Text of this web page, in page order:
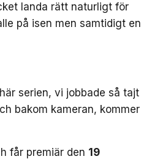
landa rätt naturligt för
på isen men samtidigt en
serien, vi jobbade så tajt
bakom kameran, kommer
får premiär den 19